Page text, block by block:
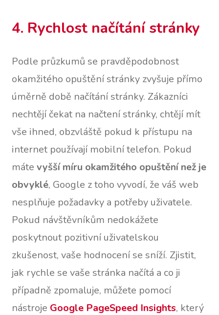
4. Rychlost načítání stránky
Podle průzkumů se pravděpodobnost
okamžitého opuštění stránky zvyšuje přímo
úměrně době načítání stránky. Zákazníci
nechtějí čekat na načtení stránky, chtějí mít
vše ihned, obzvláště pokud k přístupu na
internet používají mobilní telefon. Pokud
máte vyšší míru okamžitého opuštění než je
obvyklé, Google z toho vyvodí, že váš web
nesplňuje požadavky a potřeby uživatele.
Pokud návštěvníkům nedokážete
poskytnout pozitivní uživatelskou
zkušenost, vaše hodnocení se sníží. Zjistit,
jak rychle se vaše stránka načítá a co ji
případně zpomaluje, můžete pomocí
nástroje Google PageSpeed ​​Insights, který